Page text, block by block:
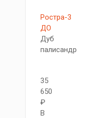
Ростра-3
ДО
Дуб
палисандр
35
650
₽
В